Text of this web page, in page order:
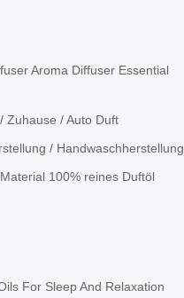
Aroma Diffuser Essential
Zuhause / Auto Duft
/ Handwaschherstellung
100% reines Duftöl
For Sleep And Relaxation